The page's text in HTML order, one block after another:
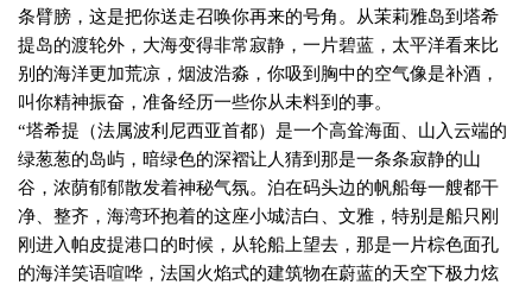
条臂膀，这是把你送走召唤你再来的号角。从茉莉雅岛到塔希
提岛的渡轮外，大海变得非常寂静，一片碧蓝，太平洋看来比
别的海洋更加荒凉，烟波浩淼，你吸到胸中的空气像是补酒，
叫你精神振奋，准备经历一些你从未料到的事。
“塔希提（法属波利尼西亚首都）是一个高耸海面、山入云端的
绿葱葱的岛屿，暗绿色的深褶让人猜到那是一条条寂静的山
谷，浓荫郁郁散发着神秘气氛。泊在码头边的帆船每一艘都干
净、整齐，海湾环抱着的这座小城洁白、文雅，特别是船只刚
刚进入帕皮提港口的时候，从轮船上望去，那是一片棕色面孔
的海洋笑语喧哗，法国火焰式的建筑物在蔚蓝的天空下极力炫